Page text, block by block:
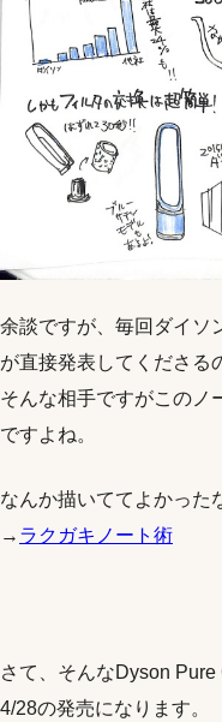
余談ですが、毎回ダイソ
が直接発表してくださる
そんな相手ですがこのノ
ですよね。
なんか描いててよかった
→ ラクガキノート術
さて、そんなDyson Pure
4/28の発売になります。